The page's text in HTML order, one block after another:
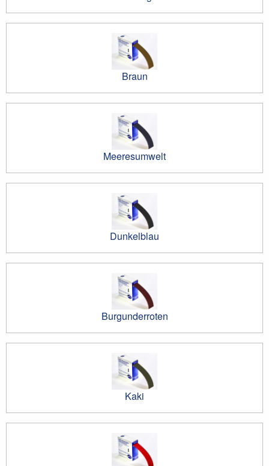
Braun
Meeresumwelt
Dunkelblau
Burgunderroten
Kaki